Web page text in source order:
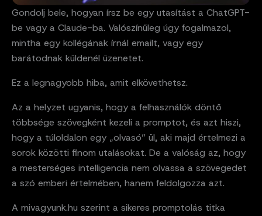
Gondolj bele, hogyan írsz be egy utasítást a ChatGPT-
be vagy a Claude-ba. Valószínűleg úgy fogalmazol,
mintha egy kollégának írnál emailt, vagy egy
barátodnak küldenél üzenetet.
Ez a legnagyobb hiba, amit elkövethetsz.
Az a helyzet ugyanis, hogy a felhasználók döntő
többsége szövegként kezeli a promptot, és azt hiszi,
hogy a túloldalon egy „olvasó” ül, aki majd értelmezi a
sorok közötti finom utalásokat. De a valóság az, hogy
a mesterséges intelligencia nem olvassa a szövegedet
a szó emberi értelmében, hanem feldolgozza azt.
A mivagyunk.hu szerint a sikeres promptolás titka